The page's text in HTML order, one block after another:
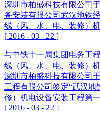
深圳市柏盛科技有限公司
备安装有限公司武汉地铁
线（风、水、电、装修）
[ 2016 - 03 - 22 ]
与中铁十一局集团电务工
线（风、水、电、装修）
深圳市柏盛科技有限公司
工程有限公司签定“武汉
修）机电设备安装工程第
[ 2016 - 03 - 22 ]